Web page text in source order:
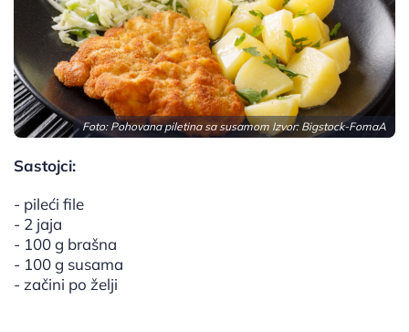
Foto: Pohovana piletina sa susamom Izvor: Bigstock-FomaA
Sastojci:
- pileći file
- 2 jaja
- 100 g brašna
- 100 g susama
- začini po želji